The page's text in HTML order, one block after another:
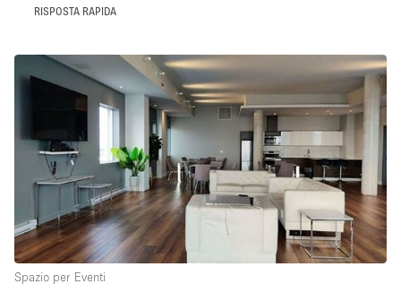
RISPOSTA RAPIDA
Spazio per Eventi